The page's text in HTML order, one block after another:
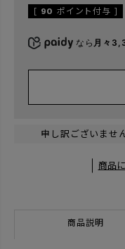
[ 90 ポイント付与 ]
なら 月々
申し訳ございませ
商品
商品説明